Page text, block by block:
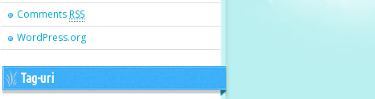
CommentsRSS
WordPress.org
Tag-uri